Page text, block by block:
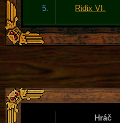
5. Ridix VI.
Hráč